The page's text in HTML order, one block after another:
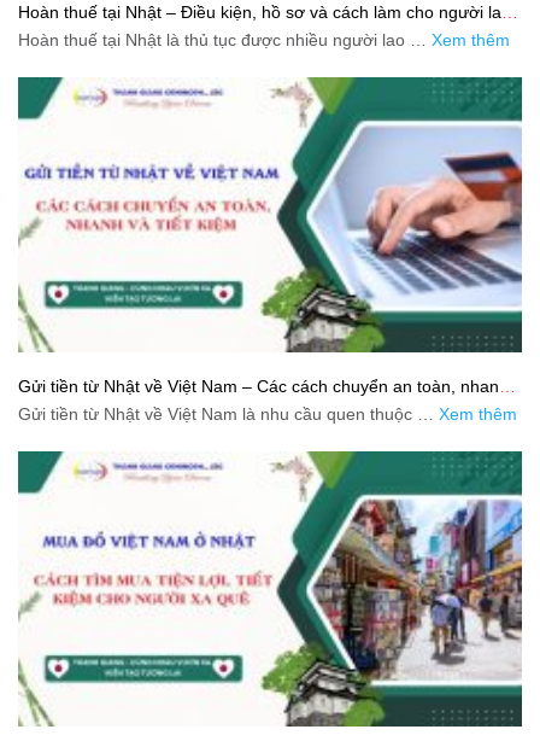
Hoàn thuế tại Nhật – Điều kiện, hồ sơ và cách làm cho người lao
động
Hoàn thuế tại Nhật là thủ tục được nhiều người lao … Xem thêm
Gửi tiền từ Nhật về Việt Nam – Các cách chuyển an toàn, nhanh
và tiết kiệm
Gửi tiền từ Nhật về Việt Nam là nhu cầu quen thuộc … Xem thêm